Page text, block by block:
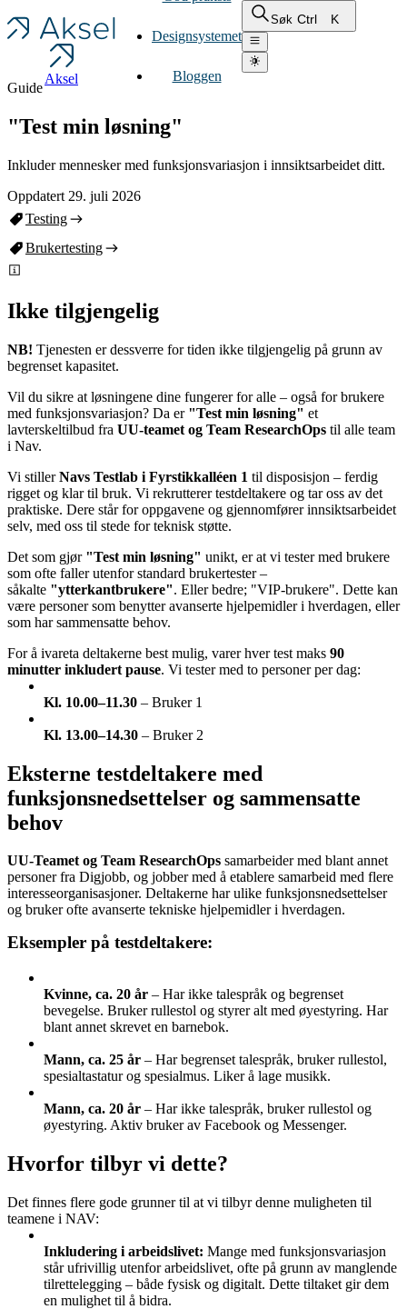
Aksel
Designsystemet
Bloggen
Søk Ctrl K
Guide
"Test min løsning"
Inkluder mennesker med funksjonsvariasjon i innsiktsarbeidet ditt.
Oppdatert 29. juli 2026
Testing
Brukertesting
Ikke tilgjengelig
NB! Tjenesten er dessverre for tiden ikke tilgjengelig på grunn av
begrenset kapasitet.
Vil du sikre at løsningene dine fungerer for alle – også for brukere
med funksjonsvariasjon? Da er "Test min løsning" et
lavterskeltilbud fra UU-teamet og Team ResearchOps til alle team
i Nav.
Vi stillerNavs Testlab i Fyrstikkalléen 1 til disposisjon – ferdig
rigget og klar til bruk. Vi rekrutterer testdeltakere og tar oss av det
praktiske. Dere står for oppgavene og gjennomfører innsiktsarbeidet
selv, med oss til stede for teknisk støtte.
Det som gjør "Test min løsning" unikt, er at vi tester med brukere
som ofte faller utenfor standard brukertester –
såkalte "ytterkantbrukere". Eller bedre; "VIP-brukere". Dette kan
være personer som benytter avanserte hjelpemidler i hverdagen, eller
som har sammensatte behov.
For å ivareta deltakerne best mulig, varer hver test maks 90
minutter inkludert pause. Vi tester med to personer per dag:
Kl. 10.00–11.30 – Bruker 1
Kl. 13.00–14.30 – Bruker 2
Eksterne testdeltakere med
funksjonsnedsettelser og sammensatte
behov
UU-Teamet og Team ResearchOps samarbeider med blant annet
personer fra Digjobb, og jobber med å etablere samarbeid med flere
interesseorganisasjoner. Deltakerne har ulike funksjonsnedsettelser
og bruker ofte avanserte tekniske hjelpemidler i hverdagen.
Eksempler på testdeltakere:
Kvinne, ca. 20 år – Har ikke talespråk og begrenset
bevegelse. Bruker rullestol og styrer alt med øyestyring. Har
blant annet skrevet en barnebok.
Mann, ca. 25 år – Har begrenset talespråk, bruker rullestol,
spesialtastatur og spesialmus. Liker å lage musikk.
Mann, ca. 20 år – Har ikke talespråk, bruker rullestol og
øyestyring. Aktiv bruker av Facebook og Messenger.
Hvorfor tilbyr vi dette?
Det finnes flere gode grunner til at vi tilbyr denne muligheten til
teamene i NAV:
Inkludering i arbeidslivet: Mange med funksjonsvariasjon
står ufrivillig utenfor arbeidslivet, ofte på grunn av manglende
tilrettelegging – både fysisk og digitalt. Dette tiltaket gir dem
en mulighet til å bidra.